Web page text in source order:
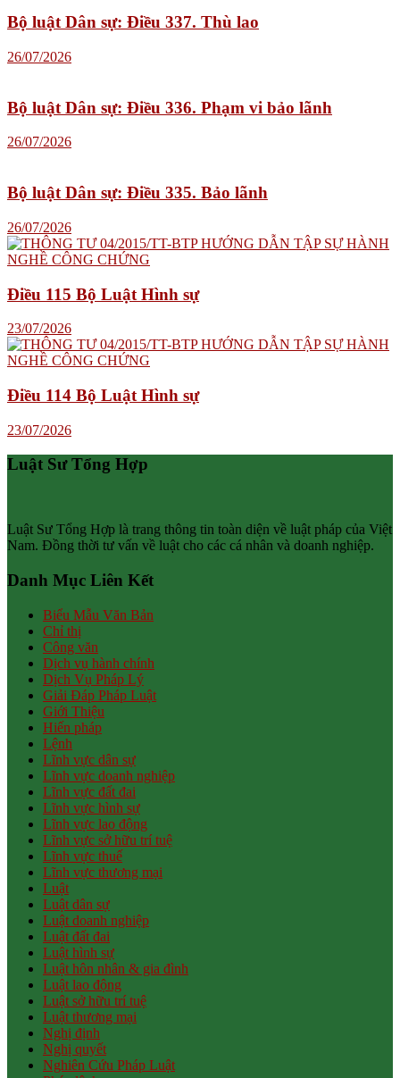
Bộ luật Dân sự: Điều 337. Thù lao
26/07/2026
Bộ luật Dân sự: Điều 336. Phạm vi bảo lãnh
26/07/2026
Bộ luật Dân sự: Điều 335. Bảo lãnh
26/07/2026
Điều 115 Bộ Luật Hình sự
23/07/2026
Điều 114 Bộ Luật Hình sự
23/07/2026
Luật Sư Tổng Hợp
Luật Sư Tổng Hợp là trang thông tin toàn diện về luật pháp của Việt
Nam. Đồng thời tư vấn về luật cho các cá nhân và doanh nghiệp.
Danh Mục Liên Kết
Biểu Mẫu Văn Bản
Chỉ thị
Công văn
Dịch vụ hành chính
Dịch Vụ Pháp Lý
Giải Đáp Pháp Luật
Giới Thiệu
Hiến pháp
Lệnh
Lĩnh vực dân sự
Lĩnh vực doanh nghiệp
Lĩnh vực đất đai
Lĩnh vực hình sự
Lĩnh vực lao động
Lĩnh vực sở hữu trí tuệ
Lĩnh vực thuế
Lĩnh vực thương mại
Luật
Luật dân sự
Luật doanh nghiệp
Luật đất đai
Luật hình sự
Luật hôn nhân & gia đình
Luật lao động
Luật sở hữu trí tuệ
Luật thương mại
Nghị định
Nghị quyết
Nghiên Cứu Pháp Luật